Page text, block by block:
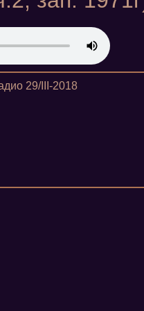
29/III-2018